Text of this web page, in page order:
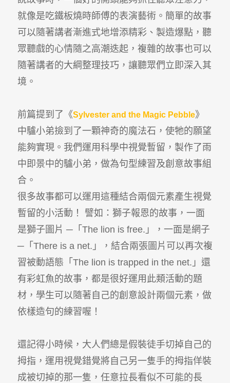
就像是吃鐵板燒時師傅的表演藝術。簡單的故事
可以隨著講者漸進式地增添精彩、製造爆點，聽
眾聽戲的心情隨之高潮迭起，複雜的故事也可以
隨著講者的大綱整理技巧，讓聽眾們立即深入其
境。
前篇提到了《Sylvester and the Magic Pebble》
中驢小弟撿到了一顆神奇的魔法石，使牠的願望
能夠實現。我們運用科學中視覺暫留，製作了雨
中即景中的驢小弟，做為句型練習及創意故事組
合。
很多故事都可以運用這種結合兩個元素產生視覺
暫留的小活動！ 譬如：獅子報恩的故事，一面
是獅子圖片 ─「The lion is free.」，一面是網子
─「There is a net.」，結合兩張圖片可以再次複
習被動語態「The lion is trapped in the net.」還
有彩虹魚的故事，都是很好運用此類活動的題
材，學生可以隨著自己的創意設計兩個元素，做
依樣造句的練習喔！
還記得小時候，大人們總是假裝徒手切掉自己的
拇指，運用視覺錯覺將自己另一隻手的拇指佯裝
成被切掉的那一隻，任意拉長看似不可能的長